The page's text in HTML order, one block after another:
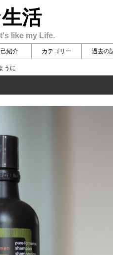
活
like my Life.
紹介 カテゴリー 過去の
うに